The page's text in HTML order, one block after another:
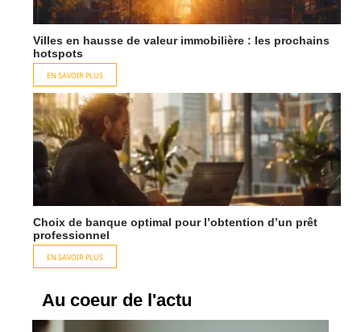
Villes en hausse de valeur immobilière : les prochains
hotspots
EN SAVOIR PLUS
Choix de banque optimal pour l’obtention d’un prêt
professionnel
EN SAVOIR PLUS
Au coeur de l'actu